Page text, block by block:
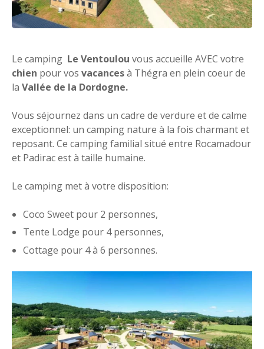
Le camping Le Ventoulou vous accueille AVEC votre
chien pour vos vacancesà Thégra en plein coeur de
la Vallée de la Dordogne.
Vous séjournez dans un cadre de verdure et de calme
exceptionnel: un camping nature à la fois charmant et
reposant. Ce camping familial situé entre Rocamadour
et Padirac est à taille humaine.
Le camping met à votre disposition:
Coco Sweet pour 2 personnes,
Tente Lodge pour 4 personnes,
Cottage pour 4 à 6 personnes.